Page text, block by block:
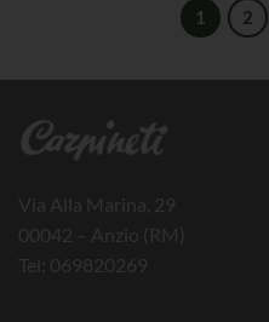
1 2
Via Alla Marina, 29
00042 – Anzio (RM)
Tel: 069820269